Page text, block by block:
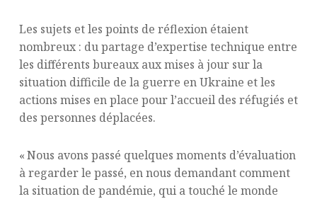
Les sujets et les points de réflexion étaient
nombreux : du partage d’expertise technique entre
les différents bureaux aux mises à jour sur la
situation difficile de la guerre en Ukraine et les
actions mises en place pour l’accueil des réfugiés et
des personnes déplacées.
« Nous avons passé quelques moments d’évaluation
à regarder le passé, en nous demandant comment
la situation de pandémie, qui a touché le monde